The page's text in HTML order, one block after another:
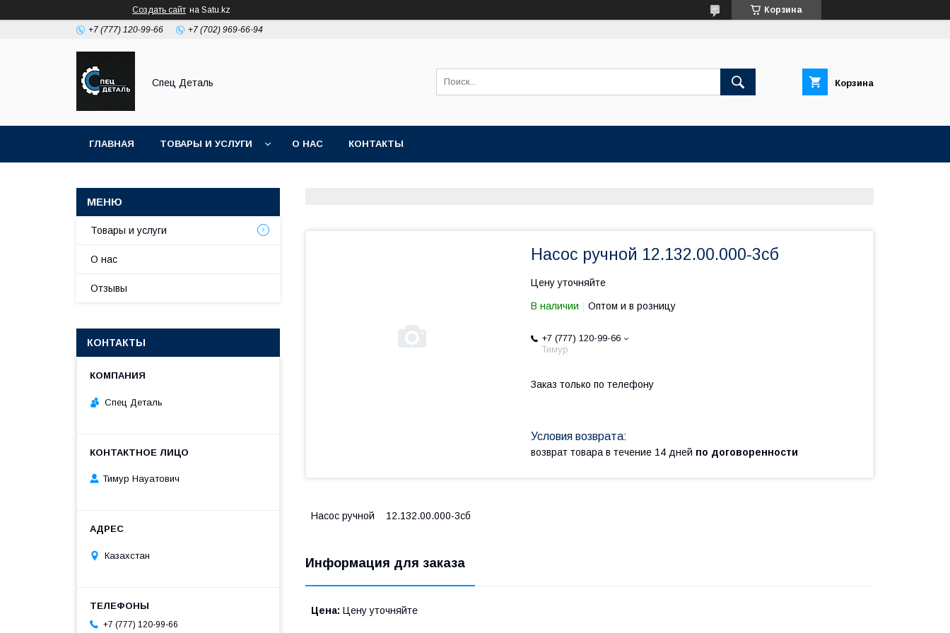
Создать сайт на Satu.kz Корзина
+7 (777) 120-99-66 +7 (702) 969-66-94
Спец Деталь Корзина
ГЛАВНАЯ ТОВАРЫ И УСЛУГИ О НАС КОНТАКТЫ
Насос ручной 12.132.00.000-3сб
Цену уточняйте
В наличии Оптом и в розницу
+7 (777) 120-99-66
Тимур
Заказ только по телефону
возврат товара в течение 14 дней по договоренности
Насос ручной 12.132.00.000-3сб
Информация для заказа
Цена: Цену уточняйте
Товары и услуги
О нас
Отзывы
КОНТАКТЫ
Спец Деталь
Тимур Науатович
Казахстан
+7 (777) 120-99-66